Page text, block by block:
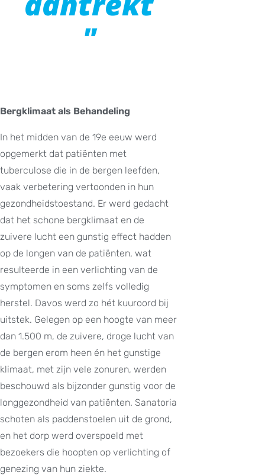
"
Bergklimaat als Behandeling
In het midden van de 19e eeuw werd
opgemerkt dat patiënten met
tuberculose die in de bergen leefden,
vaak verbetering vertoonden in hun
gezondheidstoestand. Er werd gedacht
dat het schone bergklimaat en de
zuivere lucht een gunstig effect hadden
op de longen van de patiënten, wat
resulteerde in een verlichting van de
symptomen en soms zelfs volledig
herstel. Davos werd zo hét kuuroord bij
uitstek. Gelegen op een hoogte van meer
dan 1.500 m, de zuivere, droge lucht van
de bergen erom heen én het gunstige
klimaat, met zijn vele zonuren, werden
beschouwd als bijzonder gunstig voor de
longgezondheid van patiënten. Sanatoria
schoten als paddenstoelen uit de grond,
en het dorp werd overspoeld met
bezoekers die hoopten op verlichting of
genezing van hun ziekte.